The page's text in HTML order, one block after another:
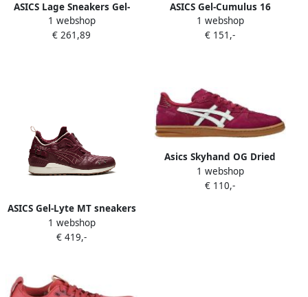
ASICS Lage Sneakers Gel-
Nimbus 27 Flash Red Black
1 webshop
€ 261,89
ASICS Gel-Cumulus 16
sneakers Rood
1 webshop
€ 151,-
ASICS Gel-Lyte MT sneakers
Rood
1 webshop
€ 419,-
Asics Skyhand OG Dried
Berry Pale Mint Suede
Unisex
1 webshop
€ 110,-